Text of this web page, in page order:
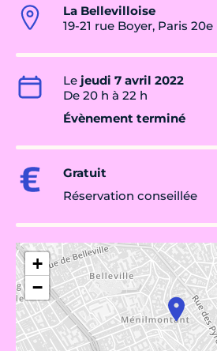
La Bellevilloise
19-21 rue Boyer, Paris 20e
Le jeudi 7 avril 2022
De 20 h à 22 h
Évènement terminé
Gratuit
Réservation conseillée
+
−